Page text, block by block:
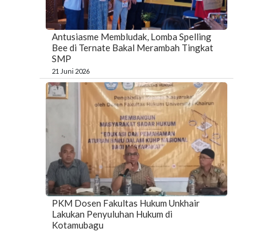
Antusiasme Membludak, Lomba Spelling
Bee di Ternate Bakal Merambah Tingkat
SMP
21 Juni 2026
PKM Dosen Fakultas Hukum Unkhair
Lakukan Penyuluhan Hukum di
Kotamubagu